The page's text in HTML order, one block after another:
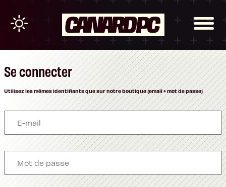
Se connecter
Utilisez les mêmes identifiants que sur notre boutique (email + mot de passe)